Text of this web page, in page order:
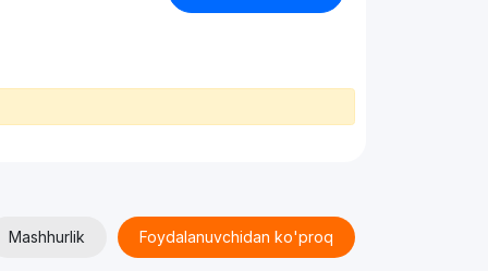
Mashhurlik Foydalanuvchidan ko'proq